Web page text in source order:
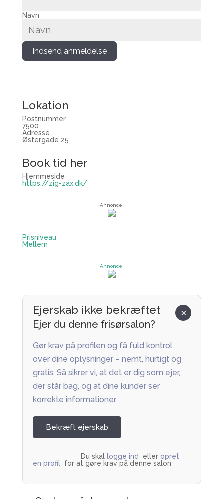
Navn
Indsend anmeldelse
Lokation
Postnummer
7500
Adresse
Østergade 25
Book tid her
Hjemmeside
https://zig-zax.dk/
Annonce:
Prisniveau
Mellem
Annonce:
Ejerskab ikke bekræftet
Ejer du denne frisørsalon?
Gør krav på profilen og få fuld kontrol
over dine oplysninger – nemt, hurtigt og
gratis. Så sikrer vi, at det er dig som ejer,
der står bag, og at dine kunder ser
korrekte informationer.
Bekræft ejerskab
Du skal logge ind eller opret
en profil for at gøre krav på denne salon
×